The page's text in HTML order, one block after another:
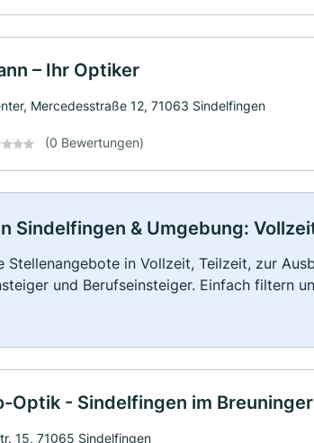
– Ihr Optiker
Mercedesstraße 12, 71063 Sindelfingen
(0 Bewertungen)
Sindelfingen & Umgebung:
Stellenangebote in Vollzeit, Teilzeit, zur
und Berufseinsteiger. Einfach filtern
Optik - Sindelfingen im
15, 71065 Sindelfingen